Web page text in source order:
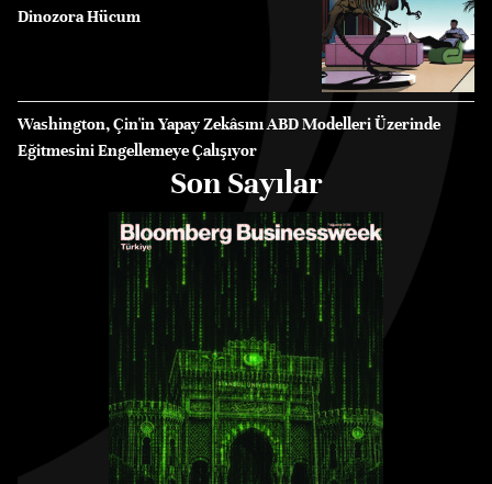
Dinozora Hücum
Washington, Çin'in Yapay Zekâsını ABD Modelleri Üzerinde
Eğitmesini Engellemeye Çalışıyor
Son Sayılar